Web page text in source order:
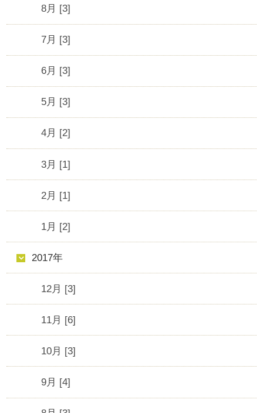
8月 [3]
7月 [3]
6月 [3]
5月 [3]
4月 [2]
3月 [1]
2月 [1]
1月 [2]
2017年
12月 [3]
11月 [6]
10月 [3]
9月 [4]